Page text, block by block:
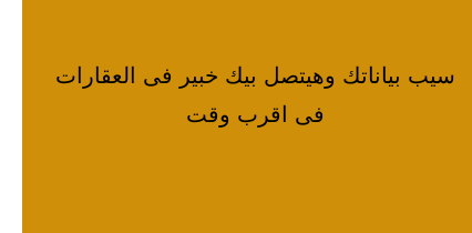
سيب بياناتك وهيتصل بيك خبير فى العقارات
فى اقرب وقت